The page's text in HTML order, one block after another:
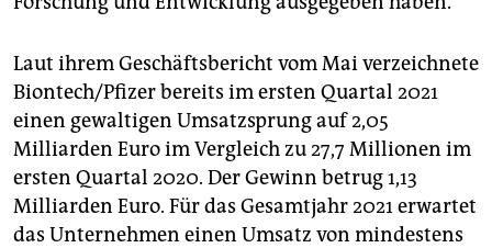
Laut ihrem Geschäftsbericht vom Mai verzeichnete
Biontech/Pfizer bereits im ersten Quartal 2021
einen gewaltigen Umsatzsprung auf 2,05
Milliarden Euro im Vergleich zu 27,7 Millionen im
ersten Quartal 2020. Der Gewinn betrug 1,13
Milliarden Euro. Für das Gesamtjahr 2021 erwartet
das Unternehmen einen Umsatz von mindestens